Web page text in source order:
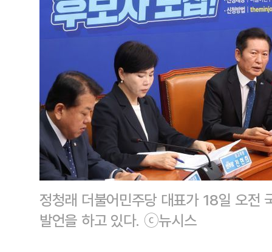
정청래 더불어민주당 대표가 18일 오전
발언을 하고 있다. ⓒ뉴시스